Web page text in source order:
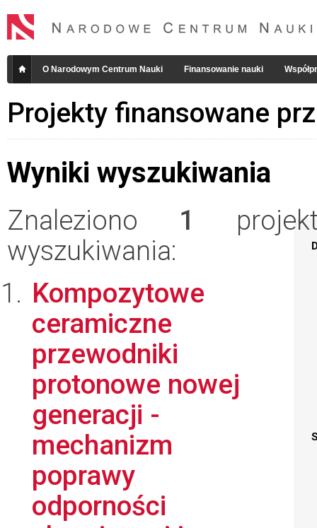
O Narodowym Centrum Nauki Finansowanie nauki
Projekty finansowane
Wyniki wyszukiwania
Znaleziono 1
wyszukiwania:
Kompozytowe
ceramiczne
przewodniki
protonowe nowej
generacji -
mechanizm
poprawy
odporności